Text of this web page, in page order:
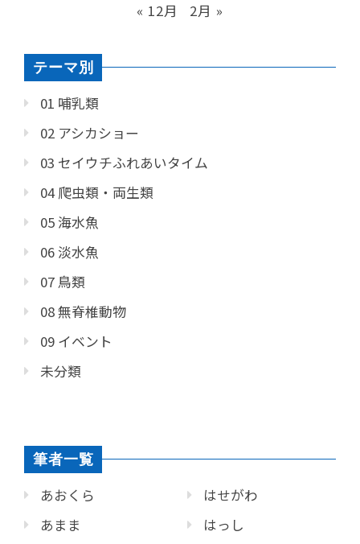
« 12月 2月 »
テーマ別
01 哺乳類
02 アシカショー
03 セイウチふれあいタイム
04 爬虫類・両生類
05 海水魚
06 淡水魚
07 鳥類
08 無脊椎動物
09 イベント
未分類
筆者一覧
あおくら
あまま
はせがわ
はっし